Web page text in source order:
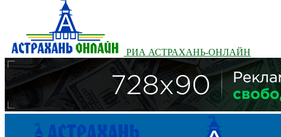
РИА АСТРАХАНЬ-ОНЛАЙН